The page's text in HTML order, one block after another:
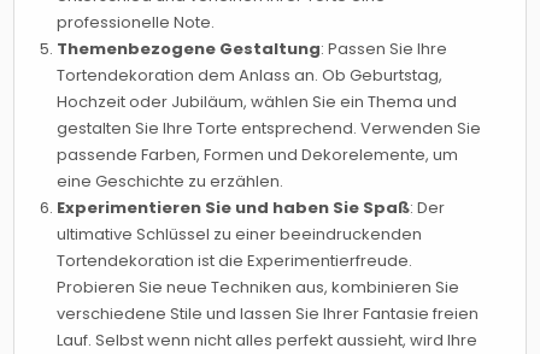
professionelle Note.
Themenbezogene Gestaltung: Passen Sie Ihre
Tortendekoration dem Anlass an. Ob Geburtstag,
Hochzeit oder Jubiläum, wählen Sie ein Thema und
gestalten Sie Ihre Torte entsprechend. Verwenden Sie
passende Farben, Formen und Dekorelemente, um
eine Geschichte zu erzählen.
Experimentieren Sie und haben Sie Spaß: Der
ultimative Schlüssel zu einer beeindruckenden
Tortendekoration ist die Experimentierfreude.
Probieren Sie neue Techniken aus, kombinieren Sie
verschiedene Stile und lassen Sie Ihrer Fantasie freien
Lauf. Selbst wenn nicht alles perfekt aussieht, wird Ihre